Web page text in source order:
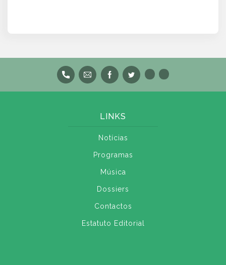
LINKS
Notícias
Programas
Música
Dossiers
Contactos
Estatuto Editorial